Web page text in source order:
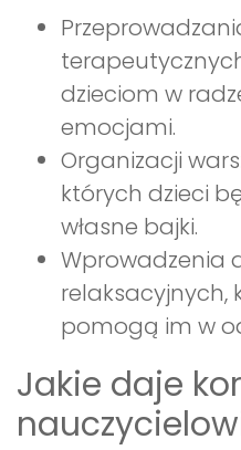
dzieciom w
emocjami.
Organizacji
których dzieci
własne bajki.
Wprowadzenia
relaksacyjnych,
pomogą im w
Jakie daje